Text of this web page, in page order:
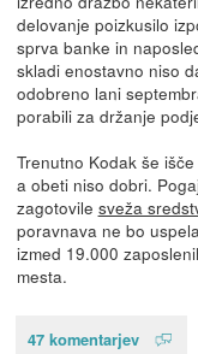
delovanje poizkusilo
sprva banke in
skladi enostavno niso
odobreno lani
porabili za držanje
Trenutno Kodak še
a obeti niso dobri.
zagotovile sveža
poravnava ne bo
izmed 19.000
mesta.
47 komentarjev